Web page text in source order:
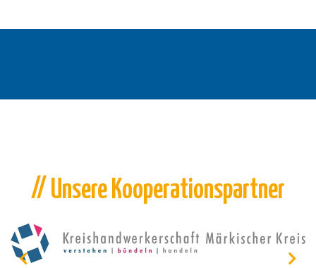
// Unsere Kooperationspartner